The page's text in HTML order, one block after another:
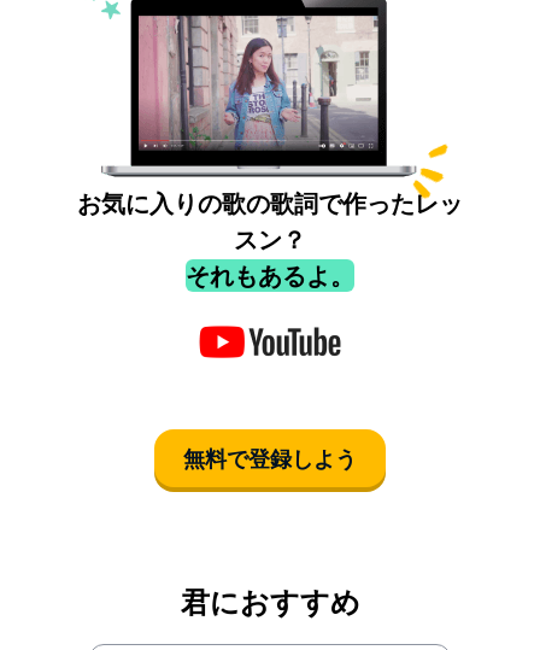
お気に入りの歌の歌詞で作ったレッ
スン？
それもあるよ。
無料で登録しよう
君におすすめ